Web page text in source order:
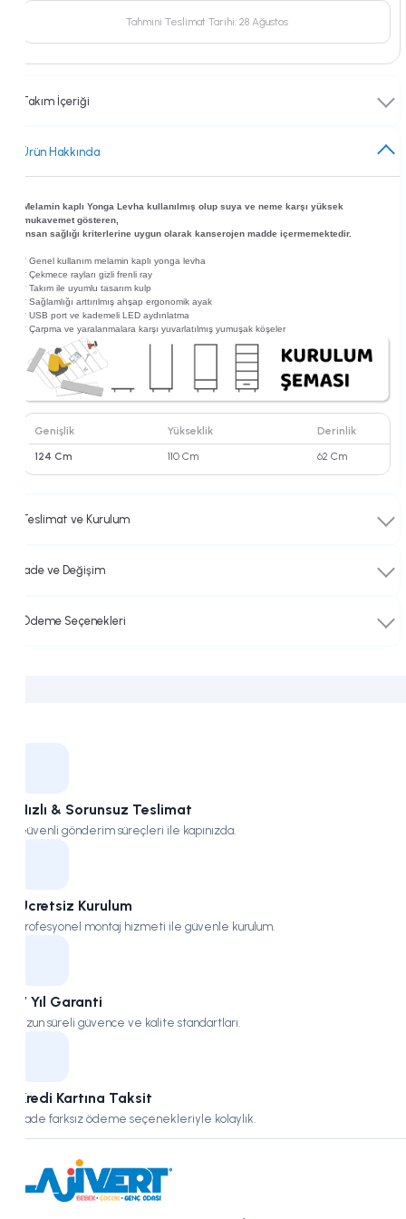
Lion
Ruby
Evon
Arcade
Skate
Juliet
Alya Çocuk
Nora Çocuk
Skate Çocuk
Joker Beyaz
Joker Ceviz
Baza Başlıkları
Bazalar
Beşikler
Opsiyonel Çekmece
Oyuncak Kutusu
Halılar
Sandalyeler
Yorgan ve Yastıklar
Boy Aynalar
Tabure ve Masa
Yastık Kılıfı
Tahmini Teslimat Tarihi: 28 Ağustos
Takım İçeriği
Ürün Hakkında
Melamin kaplı Yonga Levha kullanılmış olup suya ve neme karşı yüksek
mukavemet gösteren,
insan sağlığı kriterlerine uygun olarak kanserojen madde içermemektedir.
* Genel kullanım melamin kaplı yonga levha
* Çekmece rayları gizli frenli ray
* Takım ile uyumlu tasarım kulp
* Sağlamlığı arttırılmış ahşap ergonomik ayak
* USB port ve kademeli LED aydınlatma
* Çarpma ve yaralanmalara karşı yuvarlatılmış yumuşak köşeler
Genişlik Yükseklik
Derinlik
124 Cm
110 Cm 62 Cm
Teslimat ve Kurulum
İade ve Değişim
Ödeme Seçenekleri
Hızlı & Sorunsuz Teslimat
Güvenli gönderim süreçleri ile kapınızda.
Ücretsiz Kurulum
Profesyonel montaj hizmeti ile güvenle kurulum.
7 Yıl Garanti
Uzun süreli güvence ve kalite standartları.
Kredi Kartına Taksit
Vade farksız ödeme seçenekleriyle kolaylık.